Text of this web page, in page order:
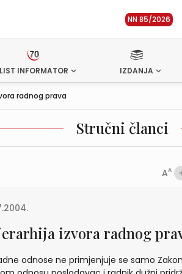
NN 85/2026
INFORMATOR IZDANJA
radnog prava
Stručni članci
AA
izvora radnog
odnose ne primjenjuje se samo